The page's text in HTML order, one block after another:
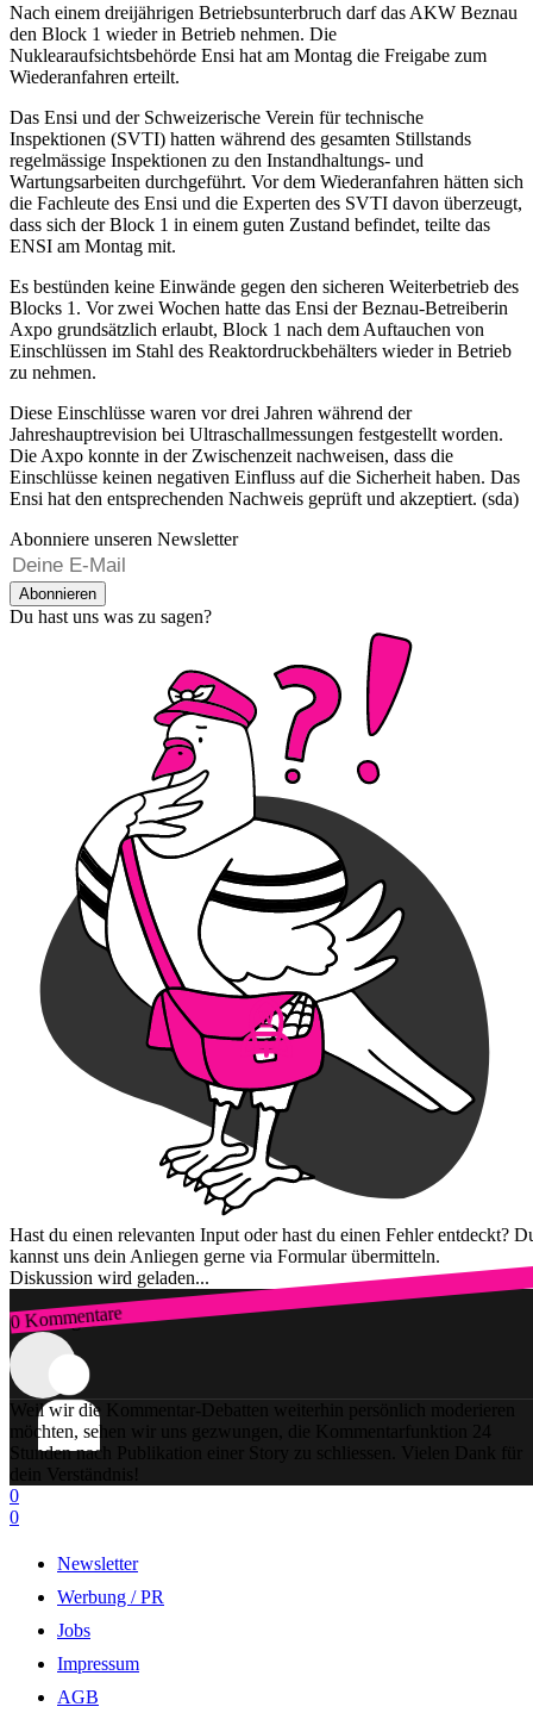
Nach einem dreijährigen Betriebsunterbruch darf das AKW Beznau
den Block 1 wieder in Betrieb nehmen. Die
Nuklearaufsichtsbehörde Ensi hat am Montag die Freigabe zum
Wiederanfahren erteilt.
Das Ensi und der Schweizerische Verein für technische
Inspektionen (SVTI) hatten während des gesamten Stillstands
regelmässige Inspektionen zu den Instandhaltungs- und
Wartungsarbeiten durchgeführt. Vor dem Wiederanfahren hätten sich
die Fachleute des Ensi und die Experten des SVTI davon überzeugt,
dass sich der Block 1 in einem guten Zustand befindet, teilte das
ENSI am Montag mit.
Es bestünden keine Einwände gegen den sicheren Weiterbetrieb des
Blocks 1. Vor zwei Wochen hatte das Ensi der Beznau-Betreiberin
Axpo grundsätzlich erlaubt, Block 1 nach dem Auftauchen von
Einschlüssen im Stahl des Reaktordruckbehälters wieder in Betrieb
zu nehmen.
Diese Einschlüsse waren vor drei Jahren während der
Jahreshauptrevision bei Ultraschallmessungen festgestellt worden.
Die Axpo konnte in der Zwischenzeit nachweisen, dass die
Einschlüsse keinen negativen Einfluss auf die Sicherheit haben. Das
Ensi hat den entsprechenden Nachweis geprüft und akzeptiert. (sda)
Abonniere unseren Newsletter
Abonnieren
Du hast uns was zu sagen?
Hast du einen relevanten Input oder hast du einen Fehler entdeckt?
kannst uns dein Anliegen gerne via Formular übermitteln.
Diskussion wird geladen...
0 Kommentare
Zum Login
Weil wir die Kommentar-Debatten weiterhin persönlich moderieren
möchten, sehen wir uns gezwungen, die Kommentarfunktion 24
Stunden nach Publikation einer Story zu schliessen. Vielen Dank für
dein Verständnis!
0
0
Newsletter
Werbung / PR
Jobs
Impressum
AGB